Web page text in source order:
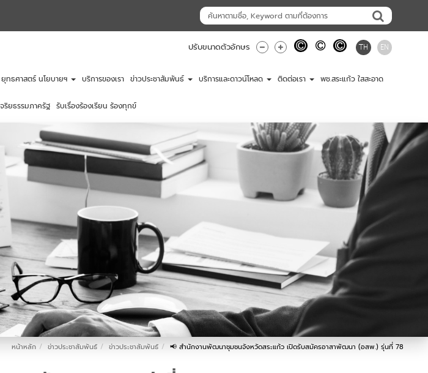
ปรับขนาดตัวอักษร TH EN
ยุทธศาสตร์ นโยบายฯ บริการของเรา ข่าวประชาสัมพันธ์ บริการและดาวน์โหลด ติดต่อเรา พช.สระแก้ว ใสสะอาด
ริยธรรมภาครัฐ รับเรื่องร้องเรียน ร้องทุกข์
หน้าหลัก ข่าวประชาสัมพันธ์ ข่าวประชาสัมพันธ์ 📢 สำนักงานพัฒนาชุมชนจังหวัดสระแก้ว เปิดรับสมัครอาสาพัฒนา (อสพ.) รุ่นที่ 78